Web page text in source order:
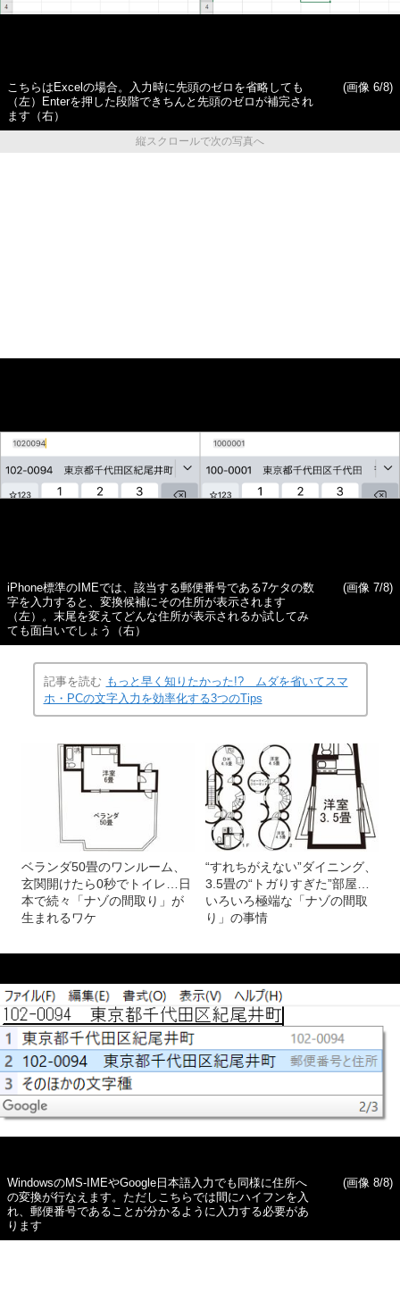
こちらはExcelの場合。入力時に先頭のゼロを省略しても
（左）Enterを押した段階できちんと先頭のゼロが補完され
ます（右）
(画像 6/8)
縦スクロールで次の写真へ
iPhone標準のIMEでは、該当する郵便番号である7ケタの数
字を入力すると、変換候補にその住所が表示されます
（左）。末尾を変えてどんな住所が表示されるか試してみ
ても面白いでしょう（右）
(画像 7/8)
記事を読む もっと早く知りたかった!? ムダを省いてスマ
ホ・PCの文字入力を効率化する3つのTips
ベランダ50畳のワンルーム、
玄関開けたら0秒でトイレ…日
本で続々「ナゾの間取り」が
生まれるワケ
“すれちがえない”ダイニング、
3.5畳の“トガりすぎた”部屋…
いろいろ極端な「ナゾの間取
り」の事情
WindowsのMS-IMEやGoogle日本語入力でも同様に住所へ
の変換が行なえます。ただしこちらでは間にハイフンを入
れ、郵便番号であることが分かるように入力する必要があ
ります
(画像 8/8)